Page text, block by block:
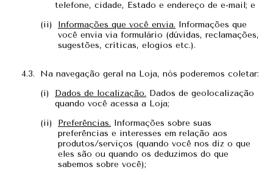
telefone, cidade, Estado e endereço de e-mail; e
Informações que você envia. Informações que
você envia via formulário (dúvidas, reclamações,
sugestões, críticas, elogios etc.).
Na navegação geral na Loja, nós poderemos coletar:
Dados de localização. Dados de geolocalização
quando você acessa a Loja;
Preferências. Informações sobre suas
preferências e interesses em relação aos
produtos/serviços (quando você nos diz o que
eles são ou quando os deduzimos do que
sabemos sobre você);